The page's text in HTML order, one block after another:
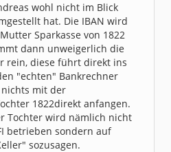
wohl nicht im Blick
hat. Die IBAN wird
Sparkasse von 1822
dann unweigerlich die
rein, diese führt direkt ins
"echten" Bankrechner
mit der
1822direkt anfangen.
Tochter wird nämlich nicht
betrieben sondern auf
sozusagen.